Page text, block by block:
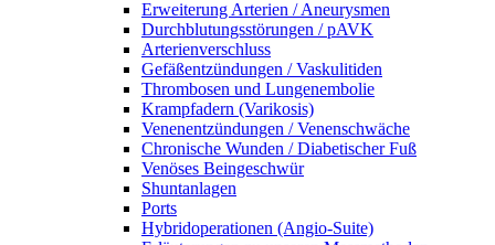
Erweiterung Arterien / Aneurysmen
Durchblutungsstörungen / pAVK
Arterienverschluss
Gefäßentzündungen / Vaskulitiden
Thrombosen und Lungenembolie
Krampfadern (Varikosis)
Venenentzündungen / Venenschwäche
Chronische Wunden / Diabetischer Fuß
Venöses Beingeschwür
Shuntanlagen
Ports
Hybridoperationen (Angio-Suite)